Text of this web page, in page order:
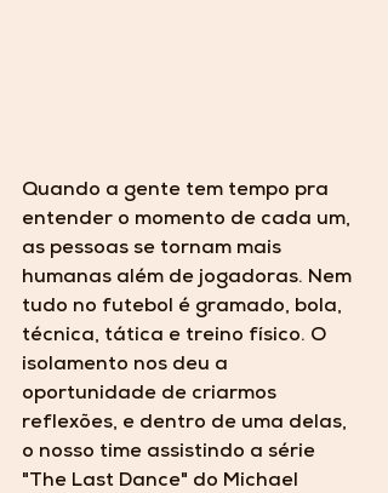
Quando a gente tem tempo pra
entender o momento de cada um,
as pessoas se tornam mais
humanas além de jogadoras. Nem
tudo no futebol é gramado, bola,
técnica, tática e treino físico. O
isolamento nos deu a
oportunidade de criarmos
reflexões, e dentro de uma delas,
o nosso time assistindo a série
"The Last Dance" do Michael